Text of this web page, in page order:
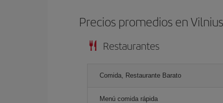
Precios promedios en
Restaurantes
Comida, Restaurante Barato
Menú comida rápida